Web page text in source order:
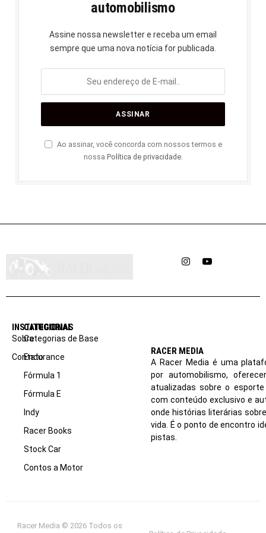
automobilismo
Assine nossa newsletter e receba um email
sempre que uma nova notícia for publicada.
Ao assinar, você concorda com nossos termos e
nossa Política de privacidade.
InstagramYouTube
INSTITUCIONAL
Sobre
Contato
CATEGORIAS
Categorias de Base
Endurance
Fórmula 1
Fórmula E
Indy
Racer Books
Stock Car
Contos a Motor
RACER MEDIA
A Racer Media é uma
por automobilismo,
atualizadas sobre o
com conteúdo exclusivo e
onde histórias literárias
vida. É o ponto de encontro
pistas.
Racer Media © 2026 Todos os